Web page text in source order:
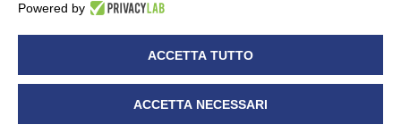
UNIDATA - Informativa privacy (per i clienti)
UNIDATA - Whistleblowing
Powered by
ACCETTA TUTTO
ACCETTA NECESSARI